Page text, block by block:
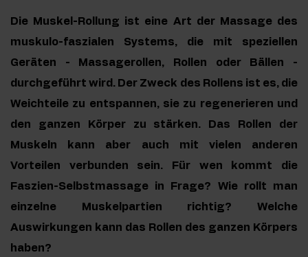
Die Muskel-Rollung ist eine Art der Massage des
muskulo-faszialen Systems, die mit speziellen
Geräten - Massagerollen, Rollen oder Bällen -
durchgeführt wird. Der Zweck des Rollens ist es, die
Weichteile zu entspannen, sie zu regenerieren und
den ganzen Körper zu stärken. Das Rollen der
Muskeln kann aber auch mit vielen anderen
Vorteilen verbunden sein. Für wen kommt die
Faszien-Selbstmassage in Frage? Wie rollt man
einzelne Muskelpartien richtig? Welche
Auswirkungen kann das Rollen des ganzen Körpers
haben?